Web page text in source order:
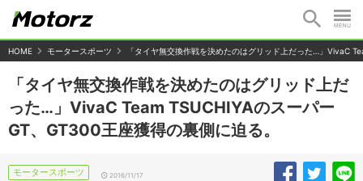
HOME モータースポーツ 「タイヤ無交換作戦を決めたのはグリッド上だった…」VivaC
「タイヤ無交換作戦を決めたのはグリッド上だ
った…」VivaC Team TSUCHIYAのスーパー
GT、GT300王座獲得の裏側に迫る。
モータースポーツ 2016/11/17